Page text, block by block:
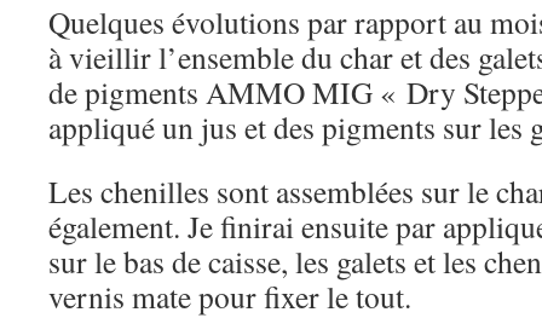
Quelques évolutions par rapport au
à vieillir l’ensemble du char et des
de pigments AMMO MIG « Dry
appliqué un jus et des pigments sur les
Les chenilles sont assemblées sur le
également. Je finirai ensuite par
sur le bas de caisse, les galets et les
vernis mate pour fixer le tout.